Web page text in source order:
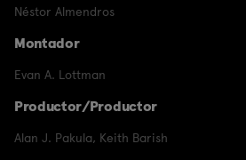
Néstor Almendros
Montador
Evan A. Lottman
Productor/Productor
Alan J. Pakula, Keith Barish